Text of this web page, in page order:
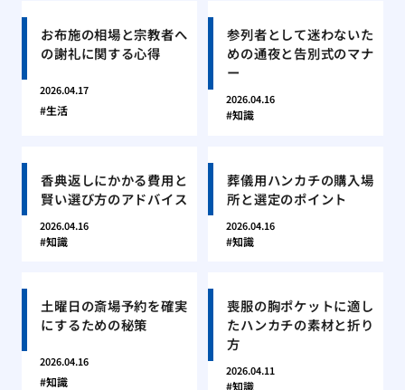
お布施の相場と宗教者へ
の謝礼に関する心得
2026.04.17
生活
参列者として迷わないた
めの通夜と告別式のマナ
ー
2026.04.16
知識
香典返しにかかる費用と
賢い選び方のアドバイス
2026.04.16
知識
葬儀用ハンカチの購入場
所と選定のポイント
2026.04.16
知識
土曜日の斎場予約を確実
にするための秘策
2026.04.16
知識
喪服の胸ポケットに適し
たハンカチの素材と折り
方
2026.04.11
知識